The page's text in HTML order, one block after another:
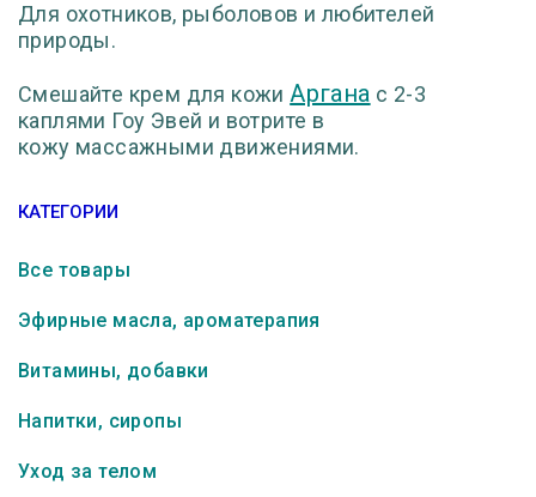
Для охотников, рыболовов и любителей
природы.
Смешайте крем для кожи Аргана с 2-3
каплями Гоу Эвей и вотрите в
кожу массажными движениями.
КАТЕГОРИИ
Все товары
Эфирные масла, ароматерапия
Витамины, добавки
Напитки, сиропы
Уход за телом